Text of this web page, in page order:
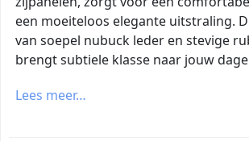
een moeiteloos elegante uitstraling.
van soepel nubuck leder en stevige
brengt subtiele klasse naar jouw
Lees meer…